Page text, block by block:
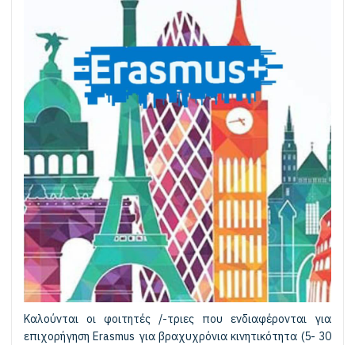
Καλούνται οι φοιτητές /-τριες που ενδιαφέρονται για
επιχορήγηση Erasmus για βραχυχρόνια κινητικότητα (5- 30